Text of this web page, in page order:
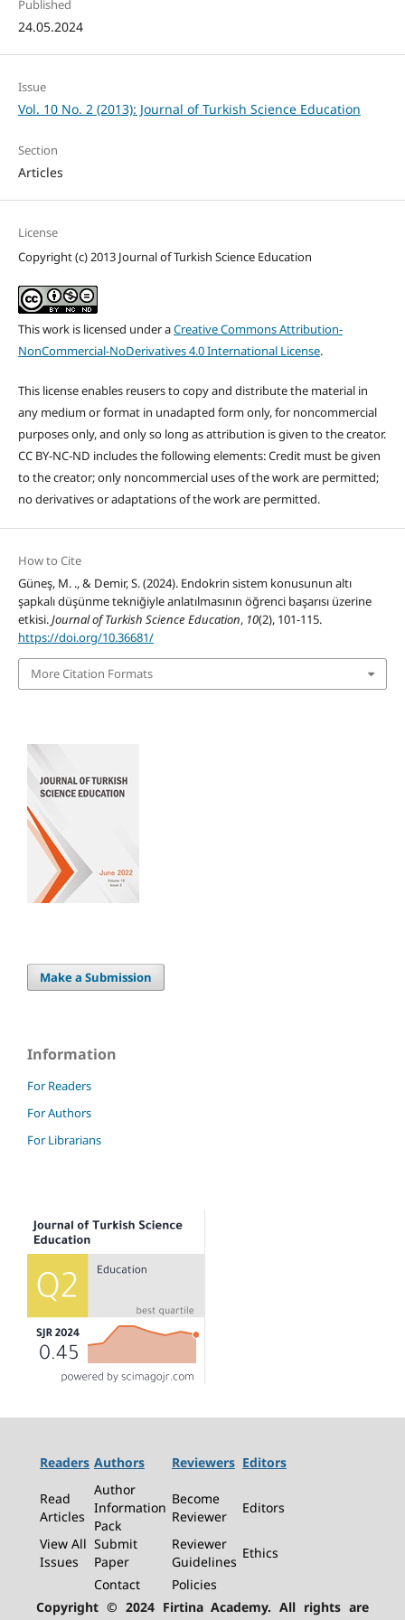
Published
24.05.2024
Issue
Vol. 10 No. 2 (2013): Journal of Turkish Science Education
Section
Articles
License
Copyright (c) 2013 Journal of Turkish Science Education
This work is licensed under aCreative Commons Attribution-
NonCommercial-NoDerivatives 4.0 International License.
This license enables reusers to copy and distribute the material in
any medium or format in unadapted form only, for noncommercial
purposes only, and only so long as attribution is given to the creator.
CC BY-NC-ND includes the following elements: Credit must be given
to the creator; only noncommercial uses of the work are permitted;
no derivatives or adaptations of the work are permitted.
How to Cite
Güneş, M. ., & Demir, S. (2024). Endokrin sistem konusunun altı
şapkalı düşünme tekniğiyle anlatılmasının öğrenci başarısı üzerine
etkisi.Journal of Turkish Science Education, 10(2), 101-115.
https://doi.org/10.36681/
More Citation Formats
Make a Submission
Information
For Readers
For Authors
For Librarians
Readers Authors Reviewers Editors
Read
Articles
Author
Information
Pack
Become
Reviewer
Editors
View All
Issues
Submit
Paper
Reviewer
Guidelines
Ethics
Contact
Policies
Copyright © 2024 Firtina Academy. All rights are